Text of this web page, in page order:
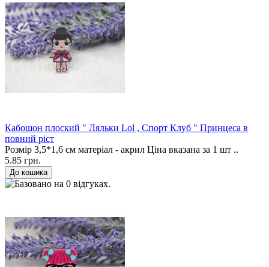
Кабошон плоский " Ляльки Lol , Спорт Клуб " Принцеса в
повний ріст
Розмір 3,5*1,6 см матеріал - акрил Ціна вказана за 1 шт ..
5.85 грн.